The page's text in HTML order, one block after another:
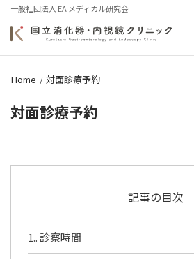
一般社団法人 EA メディカル研究会
Home 対面診療予約
対面診療予約
記事の目次
1. 診察時間